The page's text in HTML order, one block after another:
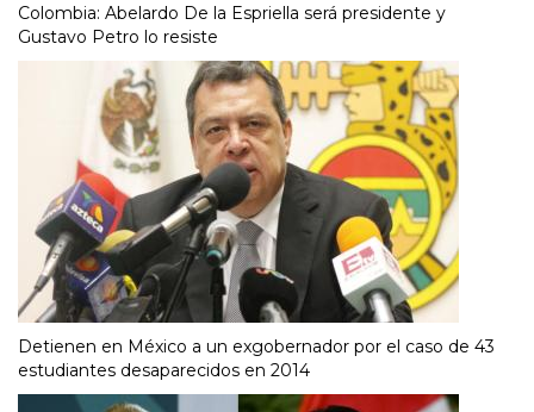
Colombia: Abelardo De la Espriella será presidente y
Gustavo Petro lo resiste
Detienen en México a un exgobernador por el caso de 43
estudiantes desaparecidos en 2014